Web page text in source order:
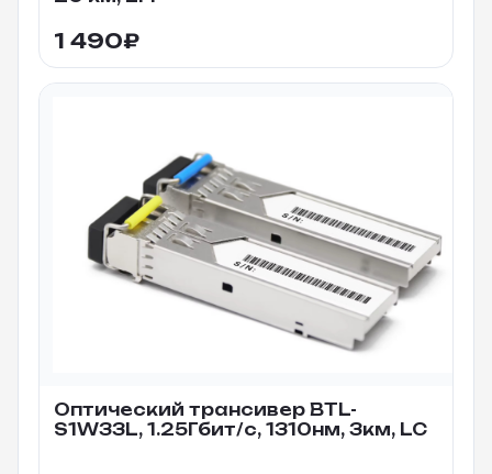
1 490₽
Оптический трансивер BTL-
S1W33L, 1.25Гбит/c, 1310нм, 3км, LC